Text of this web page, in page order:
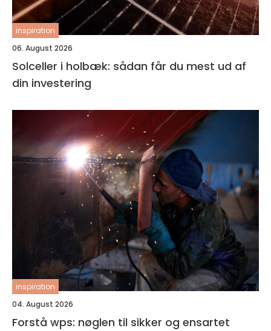
inspiration
06. August 2026
Solceller i holbæk: sådan får du mest ud af
din investering
inspiration
04. August 2026
Forstå wps: nøglen til sikker og ensartet